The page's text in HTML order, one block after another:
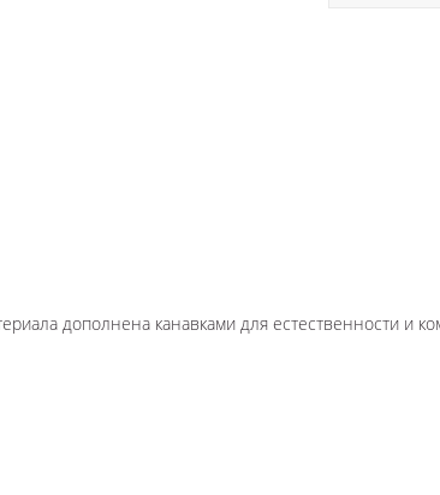
дополнена канавками для естественности и